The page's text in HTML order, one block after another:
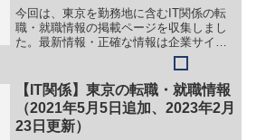
今回は、東京を勤務地に含むIT関係の転
職・就職情報の掲載ページを収集しまし
た。最新情報・正確な情報は企業サイト
でご確認ください。①【会社名】ライソ
ン株式会社【職務】［新卒・第二新卒］
＞＞（１）WEBシステム＞＞（２）業務
系システム開発＞＞（...
【IT関係】東京の転職・就職情報
（2021年5月5日追加、2023年2月
23日更新）